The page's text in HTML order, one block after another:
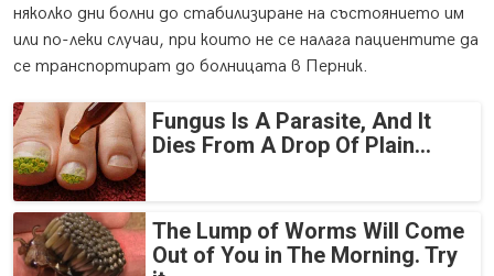
няколко дни болни до стабилизиране на състоянието им
или по-леки случаи, при които не се налага пациентите да
се транспортират до болницата в Перник.
Fungus Is A Parasite, And It
Dies From A Drop Of Plain...
The Lump of Worms Will Come
Out of You in The Morning. Try